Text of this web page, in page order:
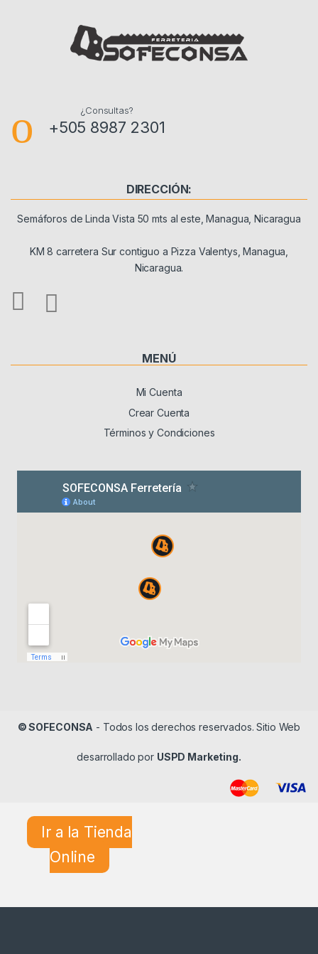
¿Consultas?
+505 8987 2301
DIRECCIÓN:
Semáforos de Linda Vista 50 mts al este, Managua, Nicaragua
KM 8 carretera Sur contiguo a Pizza Valentys, Managua,
Nicaragua.
MENÚ
Mi Cuenta
Crear Cuenta
Términos y Condiciones
© SOFECONSA - Todos los derechos reservados. Sitio Web
desarrollado por USPD Marketing.
Ir a la Tienda
Online